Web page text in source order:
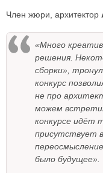
Член жюри, архитектор
«Много
решения.
сборки»,
конкурс
не про
можем
конкурсе идёт
присутствует
было будущее».